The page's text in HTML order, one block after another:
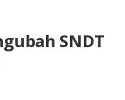
SNDT